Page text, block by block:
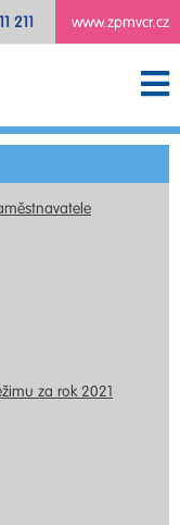
www.zpmvcr.cz
211
za rok 2021